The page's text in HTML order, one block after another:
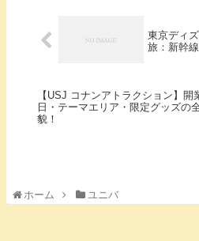
東京ディ
旅：新幹
【USJ コナンアトラクション】開
日・テーマエリア・限定グッズの
貌！
ホーム ユニバ